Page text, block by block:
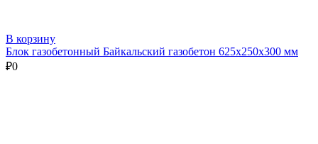
В корзину
Блок газобетонный Байкальский газобетон 625х250х300 мм
₽0